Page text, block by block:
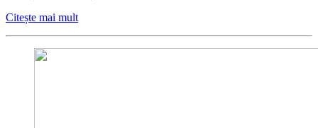
Citește mai mult